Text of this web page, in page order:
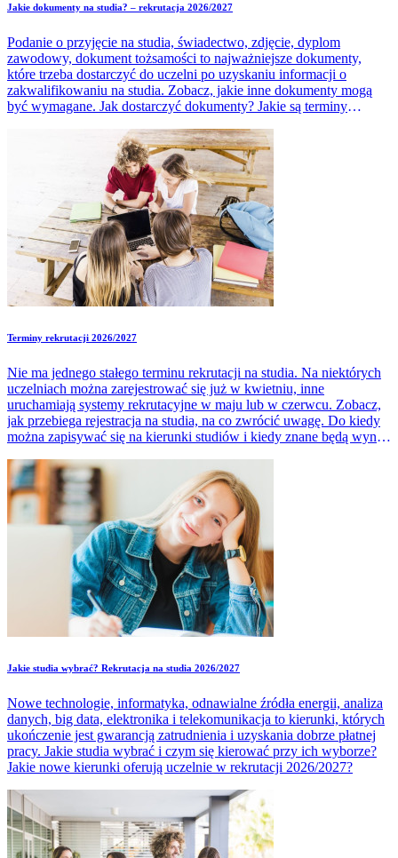
Jakie dokumenty na studia? – rekrutacja 2026/2027
Podanie o przyjęcie na studia, świadectwo, zdjęcie, dyplom
zawodowy, dokument tożsamości to najważniejsze dokumenty,
które trzeba dostarczyć do uczelni po uzyskaniu informacji o
zakwalifikowaniu na studia. Zobacz, jakie inne dokumenty mogą
być wymagane. Jak dostarczyć dokumenty? Jakie są terminy
Terminy rekrutacji 2026/2027
Nie ma jednego stałego terminu rekrutacji na studia. Na niektórych
uczelniach można zarejestrować się już w kwietniu, inne
uruchamiają systemy rekrutacyjne w maju lub w czerwcu. Zobacz,
jak przebiega rejestracja na studia, na co zwrócić uwagę. Do kiedy
można zapisywać się na kierunki studiów i kiedy znane będą wyniki
Jakie studia wybrać? Rekrutacja na studia 2026/2027
Nowe technologie, informatyka, odnawialne źródła energii, analiza
danych, big data, elektronika i telekomunikacja to kierunki, których
ukończenie jest gwarancją zatrudnienia i uzyskania dobrze płatnej
pracy. Jakie studia wybrać i czym się kierować przy ich wyborze?
Jakie nowe kierunki oferują uczelnie w rekrutacji 2026/2027?